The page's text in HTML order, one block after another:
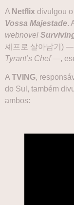
A Netflix divulgou
Vossa Majestade.
webnovel
셰프로 살아남기)
Tyrant’s Chef—,
A TVING,
do Sul, também
ambos: